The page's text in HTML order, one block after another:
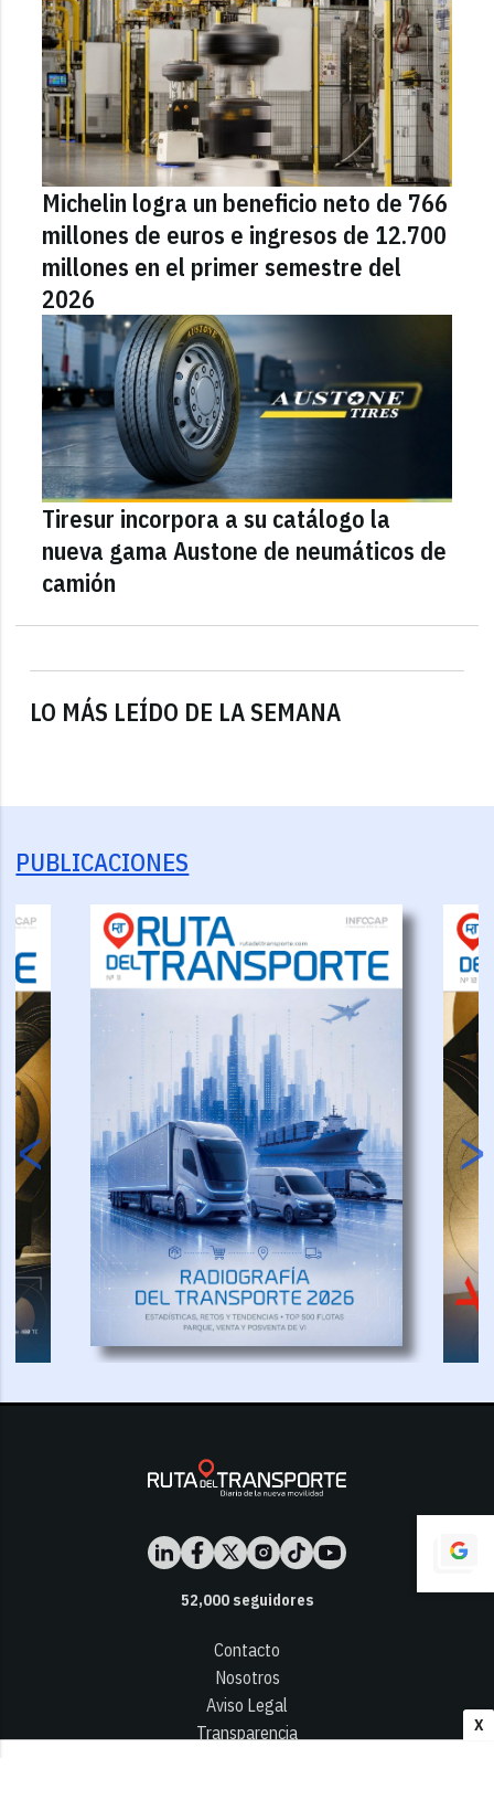
X
LO MÁS LEÍDO DE LA SEMANA
Michelin logra un beneficio neto de 766
millones de euros e ingresos de 12.700
millones en el primer semestre del
2026
Tiresur incorpora a su catálogo la
nueva gama Austone de neumáticos de
camión
PUBLICACIONES
52,000seguidores
Contacto
Nosotros
Aviso Legal
Transparencia